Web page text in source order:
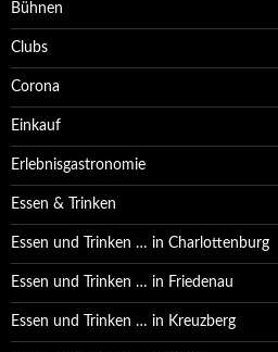
Bühnen
Clubs
Corona
Einkauf
Erlebnisgastronomie
Essen & Trinken
Essen und Trinken … in Charlottenburg
Essen und Trinken … in Friedenau
Essen und Trinken … in Kreuzberg